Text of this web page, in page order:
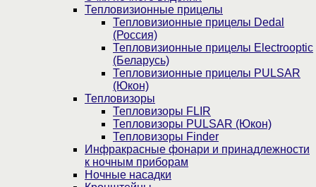
Тепловизионные прицелы
Тепловизионные прицелы Dedal
(Россия)
Тепловизионные прицелы Electrooptic
(Беларусь)
Тепловизионные прицелы PULSAR
(Юкон)
Тепловизоры
Тепловизоры FLIR
Тепловизоры PULSAR (Юкон)
Тепловизоры Finder
Инфракрасные фонари и принадлежности
к ночным приборам
Ночные насадки